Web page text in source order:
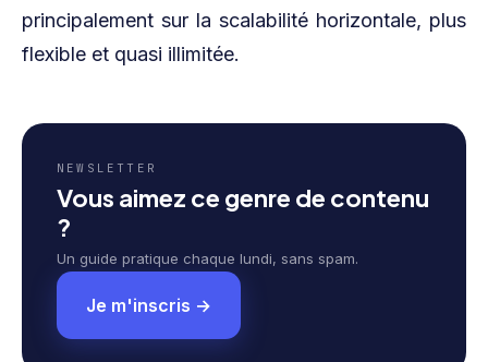
principalement sur la scalabilité horizontale, plus
flexible et quasi illimitée.
NEWSLETTER
Vous aimez ce genre de contenu
?
Un guide pratique chaque lundi, sans spam.
Je m'inscris →